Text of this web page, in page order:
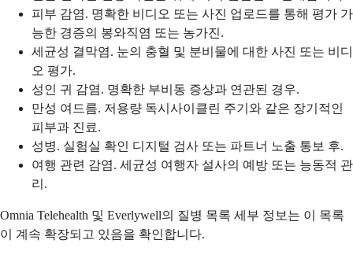
피부 감염. 명확한 비디오 또는 사진 업로드를 통해 평가 가
능한 경증의 봉와직염 또는 농가진.
세균성 결막염. 눈의 충혈 및 분비물에 대한 사진 또는 비디
오 평가.
성인 귀 감염. 명확한 부비동 증상과 연관된 경우.
만성 여드름. 저용량 독시사이클린 주기와 같은 장기적인
피부과 진료.
성병. 실험실 확인 디지털 검사 또는 파트너 노출 통보 후.
여행 관련 감염. 세균성 여행자 설사의 예방 또는 능동적 관
리.
Omnia Telehealth 및 Everlywell의 질병 목록 세부 정보는 이 목록
이 계속 확장되고 있음을 확인합니다.